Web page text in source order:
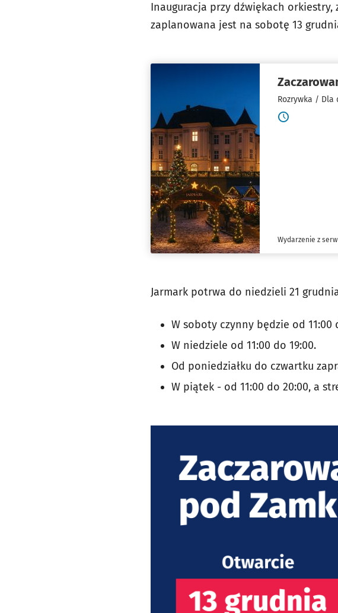
Inauguracja przy dźwiękach
zaplanowana jest na sobotę 13
Rozrywka / Dla
Wydarzenie z
Jarmark potrwa do niedzieli 21
W soboty czynny będzie od 11:00
W niedziele od 11:00 do 19:00.
Od poniedziałku do czwartku
W piątek - od 11:00 do 20:00, a